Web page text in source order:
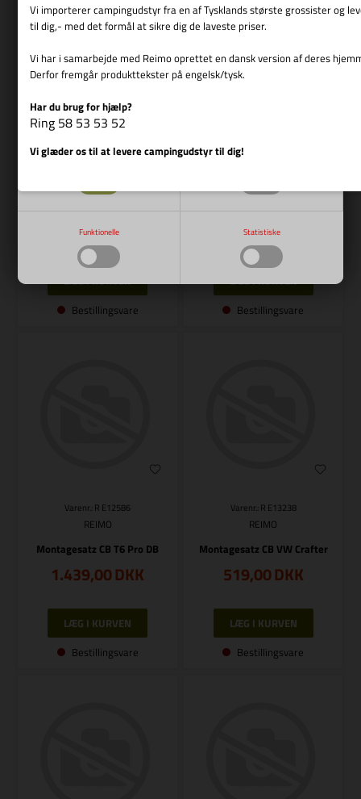
Nødvendige Markedsføring
Funktionelle Statistiske
1.659,00DKK
Bestillingsvare
899,00DKK
Bestillingsvare
Varenr.: R E12586
REIMO
Montagesatz CB T6 Pro DB
1.439,00DKK
Bestillingsvare
Varenr.: R E13238
REIMO
Montagesatz CB VW Crafter
519,00DKK
Bestillingsvare
Vi importerer campingudstyr fra en af Tysklands største grossister og
til dig,- med det formål at sikre dig de laveste priser.
Vi har i samarbejde med Reimo oprettet en dansk version af deres
Derfor fremgår produkttekster på engelsk/tysk.
Har du brug for hjælp?
Ring 58 53 53 52
Vi glæder os til at levere campingudstyr til dig!